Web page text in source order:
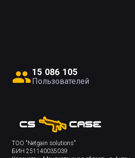
15 086 105
Пользователей
ТОО "Netgain solutions"
БИН 251140035039